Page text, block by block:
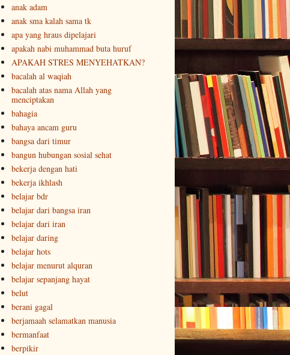
anak adam
anak sma kalah sama tk
apa yang hraus dipelajari
apakah nabi muhammad buta huruf
APAKAH STRES MENYEHATKAN?
bacalah al waqiah
bacalah atas nama Allah yang
menciptakan
bahagia
bahaya ancam guru
bangsa dari timur
bangun hubungan sosial sehat
bekerja dengan hati
bekerja ikhlash
belajar bdr
belajar dari bangsa iran
belajar dari iran
belajar daring
belajar hots
belajar menurut alquran
belajar sepanjang hayat
belut
berani gagal
berjamaah selamatkan manusia
bermanfaat
berpikir